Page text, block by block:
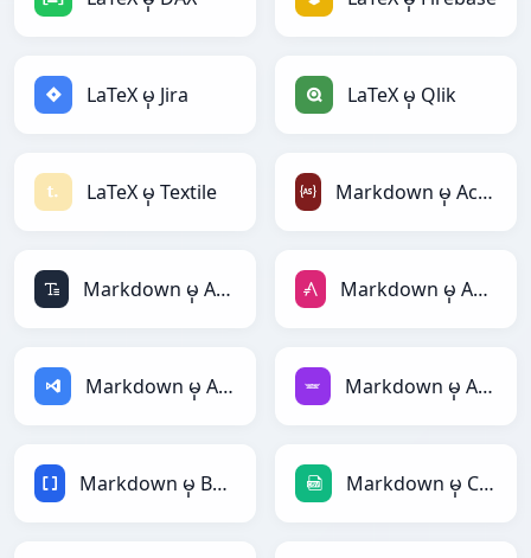
LaTeX မှ Jira LaTeX မှ Qlik
LaTeX မှ Textile Markdown မှ ActionScript
Markdown မှ ASCII Markdown မှ AsciiDoc
Markdown မှ ASP Markdown မှ Avro
Markdown မှ BBCode Markdown မှ CSV